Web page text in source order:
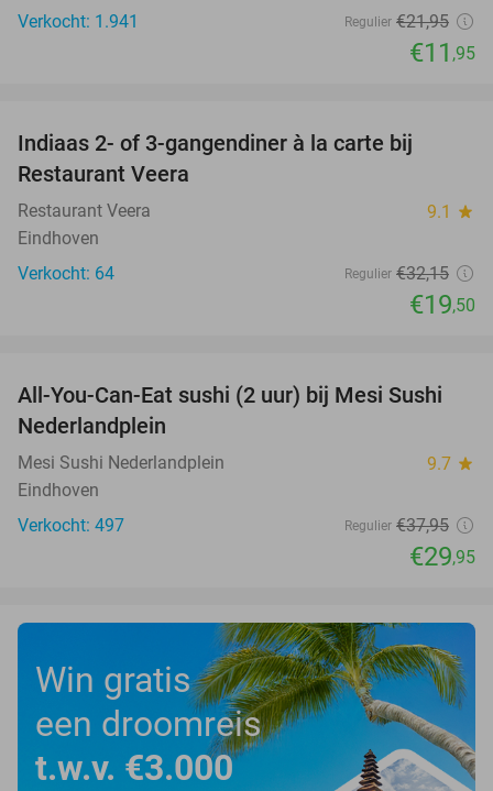
Verkocht: 1.941 Regulier €21,95
€11 ,95
Indiaas 2- of 3-gangendiner à la carte bij
Restaurant Veera
Restaurant Veera 9.1 star
Eindhoven
Verkocht: 64
Regulier €32,15
€19,50
21%
All-You-Can-Eat sushi (2 uur) bij Mesi Sushi
Nederlandplein
Mesi Sushi Nederlandplein 9.7 star
Eindhoven
Verkocht: 497
Regulier €37,95
€29,95
Win gratis
een droomreis
t.w.v. €3.000